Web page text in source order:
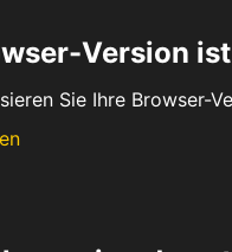
Version
Sie Ihre Browser-